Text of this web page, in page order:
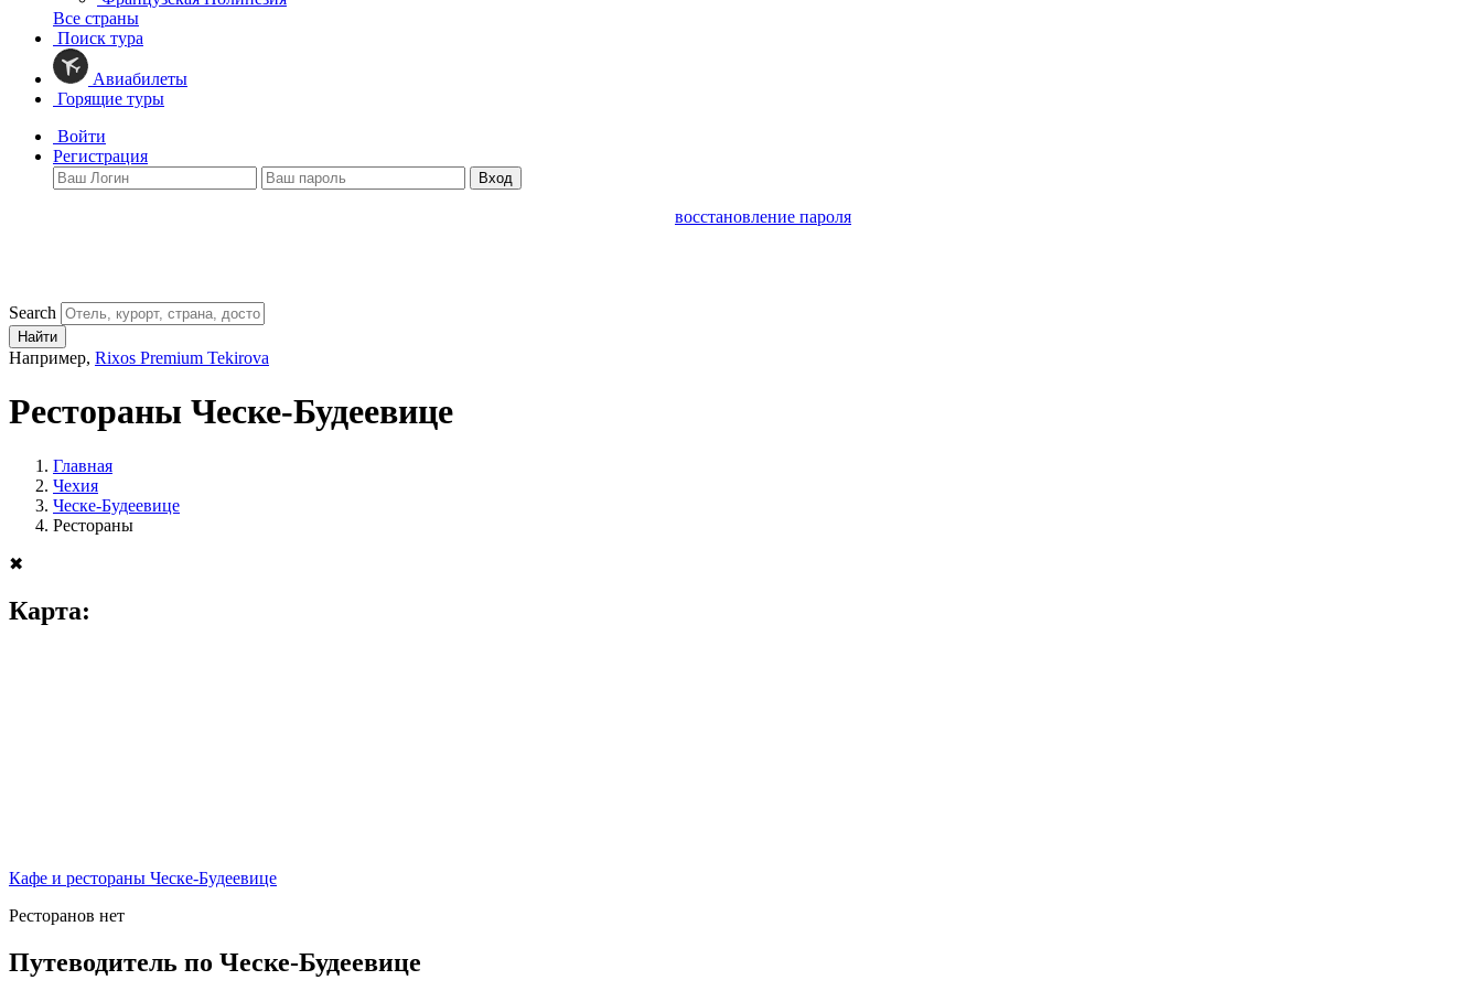
Все страны
Поиск тура
Авиабилеты
Горящие туры
Войти
Регистрация
Вход
восстановление пароля
Search
Найти
Например, Rixos Premium Tekirova
Рестораны Ческе-Будеевице
Главная
Чехия
Ческе-Будеевице
Рестораны
✖
Карта:
Кафе и рестораны Ческе-Будеевице
Ресторанов нет
Путеводитель по Ческе-Будеевице